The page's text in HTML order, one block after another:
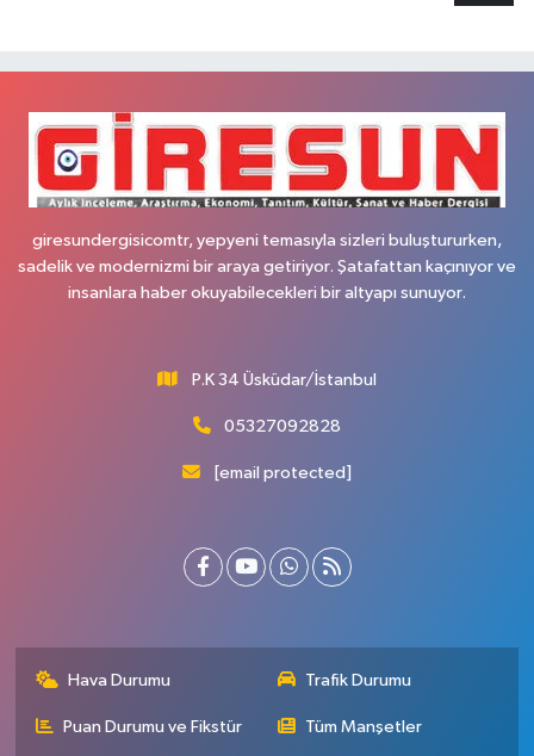
giresundergisicomtr, yepyeni temasıyla sizleri buluştururken,
sadelik ve modernizmi bir araya getiriyor. Şatafattan kaçınıyor ve
insanlara haber okuyabilecekleri bir altyapı sunuyor.
P.K 34 Üsküdar/İstanbul
05327092828
[email protected]
Hava Durumu Trafik Durumu
Puan Durumu ve Fikstür Tüm Manşetler